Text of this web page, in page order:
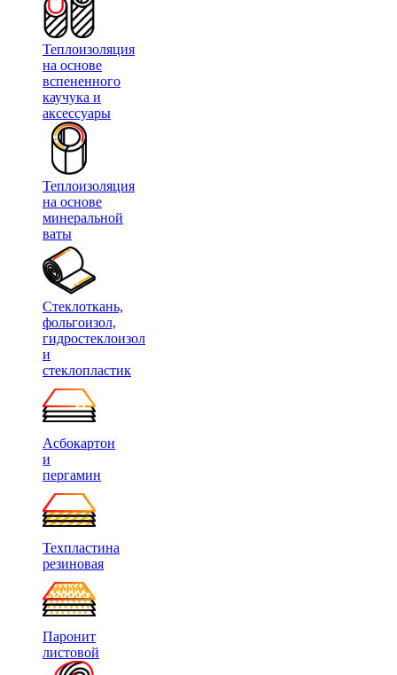
Теплоизоляция
на основе
вспененного
каучука и
аксессуары
Теплоизоляция
на основе
минеральной
ваты
Стеклоткань,
фольгоизол,
гидростеклоизол
и
стеклопластик
Асбокартон
и
пергамин
Техпластина
резиновая
Паронит
листовой